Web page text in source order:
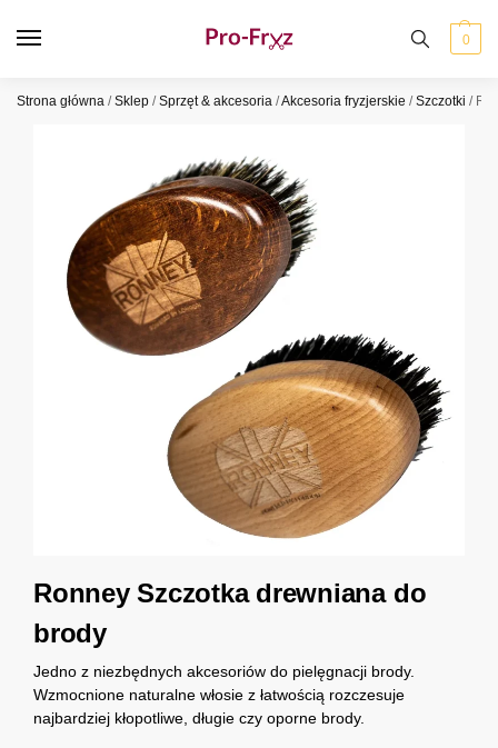
0
Strona główna /Sklep /Sprzęt & akcesoria /Akcesoria fryzjerskie /Szczotki /
Ronney Szczotka drewniana do
brody
Jedno z niezbędnych akcesoriów do pielęgnacji brody.
Wzmocnione naturalne włosie z łatwością rozczesuje
najbardziej kłopotliwe, długie czy oporne brody.